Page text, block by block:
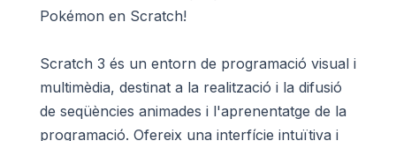
Pokémon en Scratch!
Scratch 3 és un entorn de programació visual i
multimèdia, destinat a la realització i la difusió
de seqüències animades i l'aprenentatge de la
programació. Ofereix una interfície intuïtiva i